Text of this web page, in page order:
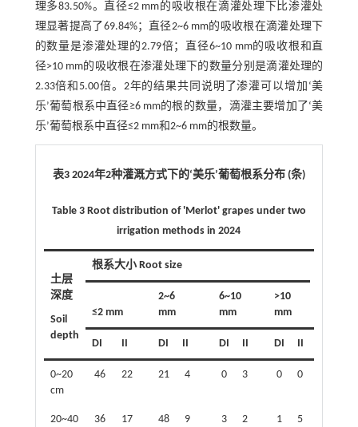
理多83.50%。直径≤2 mm的吸收根在滴灌处理下比渗灌处
理显著提高了69.84%；直径2~6 mm的吸收根在滴灌处理下
的数量是渗灌处理的2.79倍；直径6~10 mm的吸收根和直
径>10 mm的吸收根在渗灌处理下的数量分别是滴灌处理的
2.33倍和5.00倍。2年的结果共同说明了渗灌可以增加‘美
乐’葡萄根系中直径≥6 mm的根的数量，滴灌主要增加了‘美
乐’葡萄根系中直径≤2 mm和2~6 mm的根数量。
表3 2024年2种灌溉方式下的‘美乐’葡萄根系分布 (条)
Table 3 Root distribution of 'Merlot' grapes under two
irrigation methods in 2024
土层
深度
Soil
depth
根系大小 Root size
≤2 mm
2~6
mm
6~10
mm
>10
mm
DI II DI II DI II DI II
0~20
cm
46 22 21 4 0 3 0 0
20~40
36 17 48 9 3 2 1 5